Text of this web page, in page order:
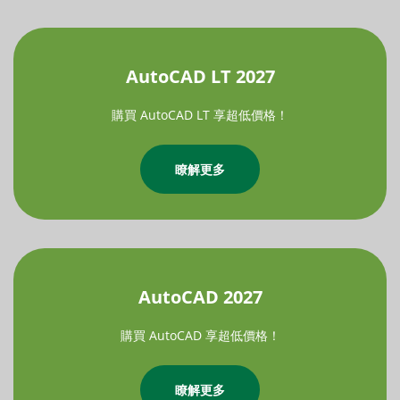
AutoCAD LT 2027
購買 AutoCAD LT 享超低價格！
瞭解更多
AutoCAD 2027
購買 AutoCAD 享超低價格！
瞭解更多